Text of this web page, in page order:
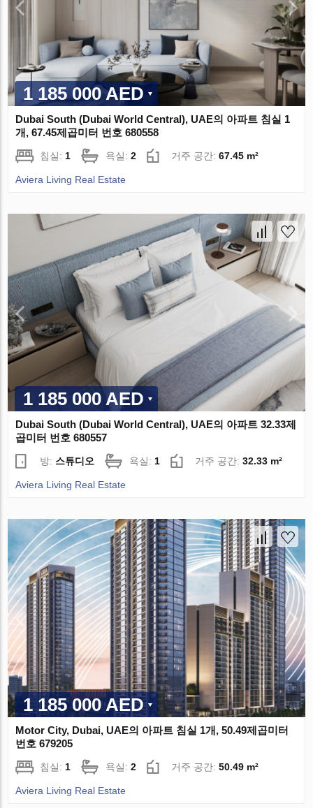
1 185 000 AED
Dubai South (Dubai World Central), UAE의 아파트 침실 1
개, 67.45제곱미터 번호 680558
침실: 1 욕실:2 거주 공간:67.45 m²
Aviera Living Real Estate
1 185 000 AED
Dubai South (Dubai World Central), UAE의 아파트 32.33제
곱미터 번호 680557
방: 스튜디오 욕실:1 거주 공간:32.33 m²
Aviera Living Real Estate
1 185 000 AED
Motor City, Dubai, UAE의 아파트 침실 1개, 50.49제곱미터
번호 679205
침실: 1 욕실:2 거주 공간:50.49 m²
Aviera Living Real Estate